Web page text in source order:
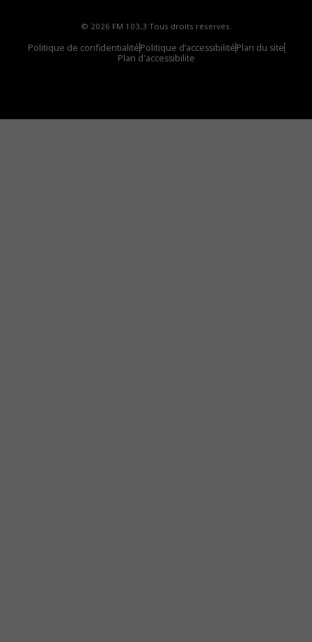
© 2026 FM 103,3 Tous droits réservés.
Politique de confidentialitéPolitique d’accessibilitéPlan du site
Plan d'accessibilite